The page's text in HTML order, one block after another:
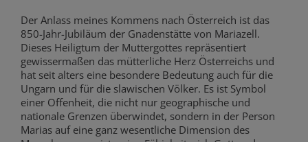
Der Anlass meines Kommens nach Österreich ist das
850-Jahr-Jubiläum der Gnadenstätte von Mariazell.
Dieses Heiligtum der Muttergottes repräsentiert
gewissermaßen das mütterliche Herz Österreichs und
hat seit alters eine besondere Bedeutung auch für die
Ungarn und für die slawischen Völker. Es ist Symbol
einer Offenheit, die nicht nur geographische und
nationale Grenzen überwindet, sondern in der Person
Marias auf eine ganz wesentliche Dimension des